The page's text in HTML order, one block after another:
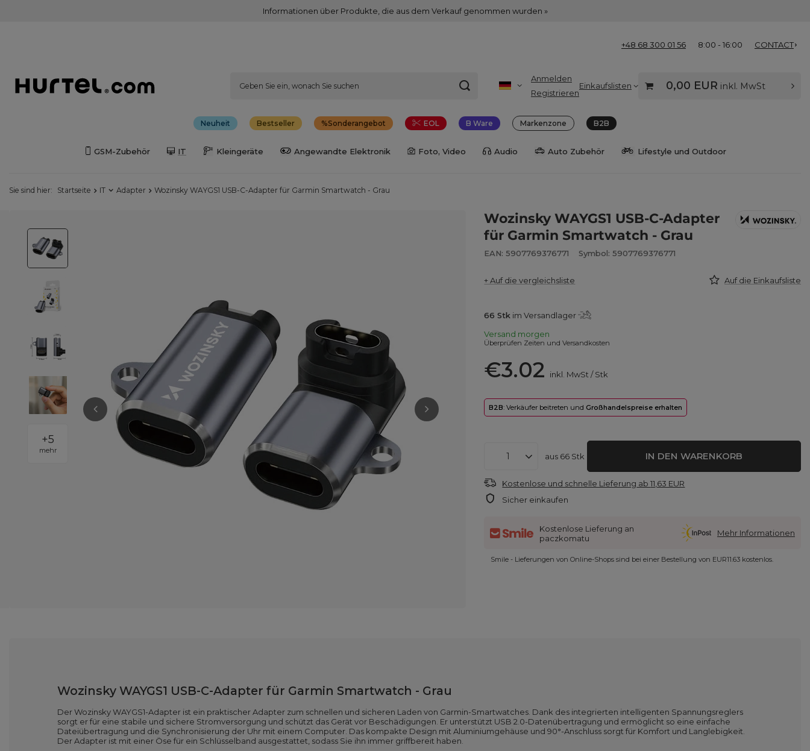
Informationen über Produkte, die aus dem Verkauf genommen wurden »
+48 68 300 01 56 8:00 - 16:00 CONTACT
Anmelden
Registrieren
Einkaufslisten 0,00 EUR inkl. MwSt
Neuheit Bestseller Sonderangebot EOL B Ware Markenzone B2B
GSM-Zubehör IT Kleingeräte Angewandte Elektronik Foto, Video Audio Auto Zubehör Lifestyle und Outdoor
Sie sind hier: Startseite IT Adapter Wozinsky WAYGS1 USB-C-Adapter für Garmin Smartwatch - Grau
+5
mehr
Wozinsky WAYGS1 USB-C-Adapter
für Garmin Smartwatch - Grau
EAN: 5907769376771 Symbol: 5907769376771
+ Auf die vergleichsliste Auf die Einkaufsliste
66 Stk im Versandlager
Versand morgen
Überprüfen Zeiten und Versandkosten
€3.02 inkl. MwSt /Stk
B2B: Verkäufer beitreten und Großhandelspreise erhalten
aus 66 Stk IN DEN WARENKORB
Kostenlose und schnelle Lieferung ab11,63 EUR
Sicher einkaufen
Kostenlose Lieferung an
paczkomatu
Mehr Informationen
Smile - Lieferungen von Online-Shops sind bei einer Bestellung von EUR11.63 kostenlos.
Wozinsky WAYGS1 USB-C-Adapter für Garmin Smartwatch - Grau
Der Wozinsky WAYGS1-Adapter ist ein praktischer Adapter zum schnellen und sicheren Laden von Garmin-Smartwatches. Dank des integrierten intelligenten Spannungsreglers
sorgt er für eine stabile und sichere Stromversorgung und schützt das Gerät vor Beschädigungen. Er unterstützt USB 2.0-Datenübertragung und ermöglicht so eine einfache
Dateiübertragung und die Synchronisierung der Uhr mit einem Computer. Das kompakte Design mit Aluminiumgehäuse und 90°-Anschluss sorgt für Komfort und Langlebigkeit.
Der Adapter ist mit einer Öse für ein Schlüsselband ausgestattet, sodass Sie ihn immer griffbereit haben.